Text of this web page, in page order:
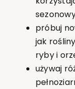
próbuj
jak
ryby i
używaj